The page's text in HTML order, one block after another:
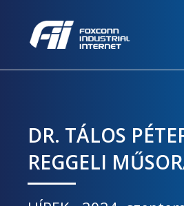
DR. TÁLOS
REGGELI